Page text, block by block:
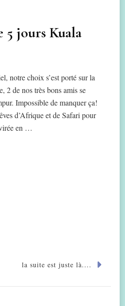
jours Kuala
notre choix s’est porté sur la
2 de nos très bons amis se
Impossible de manquer ça!
d’Afrique et de Safari pour
en …
la suite est juste là....